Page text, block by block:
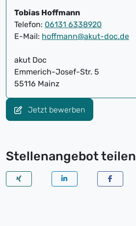
Tobias Hoffmann
Telefon: 06131 6338920
E-Mail: hoffmann@akut-doc.de
akut Doc
Emmerich-Josef-Str. 5
55116 Mainz
Jetzt bewerben
Stellenangebot teilen